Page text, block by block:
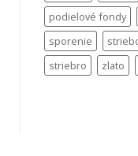
podielové fondy
sporenie
striebro
zlato